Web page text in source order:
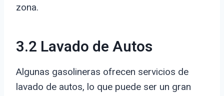
zona.
3.2 Lavado de Autos
Algunas gasolineras ofrecen servicios de
lavado de autos, lo que puede ser un gran